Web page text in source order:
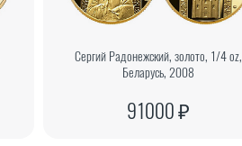
Сергий Радонежский, золото, 1/4 oz,
Беларусь, 2008
91000 ₽